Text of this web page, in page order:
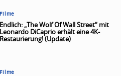
Filme
Endlich: „The Wolf Of Wall Street“ mit
Leonardo DiCaprio erhält eine 4K-
Restaurierung! (Update)
Filme